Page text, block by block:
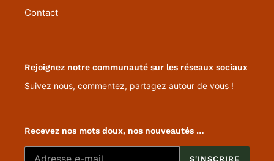
Contact
Rejoignez notre communauté sur les réseaux sociaux
Suivez nous, commentez, partagez autour de vous !
Recevez nos mots doux, nos nouveautés …
S'INSCRIRE